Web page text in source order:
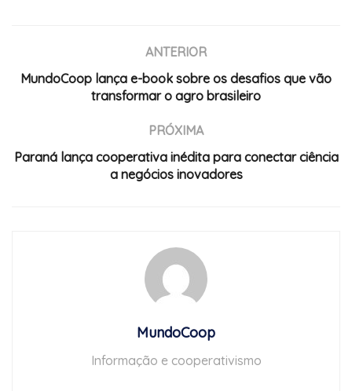
ANTERIOR
MundoCoop lança e-book sobre os desafios que vão
transformar o agro brasileiro
PRÓXIMA
Paraná lança cooperativa inédita para conectar ciência
a negócios inovadores
MundoCoop
Informação e cooperativismo